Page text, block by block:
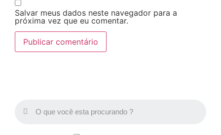
Salvar meus dados neste navegador para a
próxima vez que eu comentar.